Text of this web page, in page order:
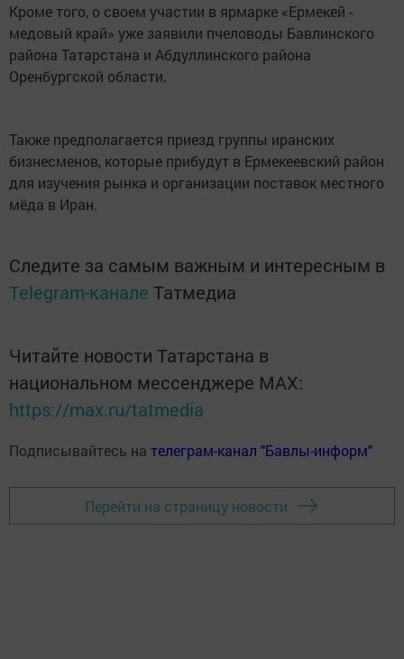
Кроме того, о своем участии в ярмарке «Ермекей -
медовый край» уже заявили пчеловоды Бавлинского
района Татарстана и Абдуллинского района
Оренбургской области.
Также предполагается приезд группы иранских
бизнесменов, которые прибудут в Ермекеевский район
для изучения рынка и организации поставок местного
мёда в Иран.
Следите за самым важным и интересным в
Telegram-канале Татмедиа
Читайте новости Татарстана в
национальном мессенджере MАХ:
https://max.ru/tatmedia
Подписывайтесь на телеграм-канал "Бавлы-информ"
Перейти на страницу новости